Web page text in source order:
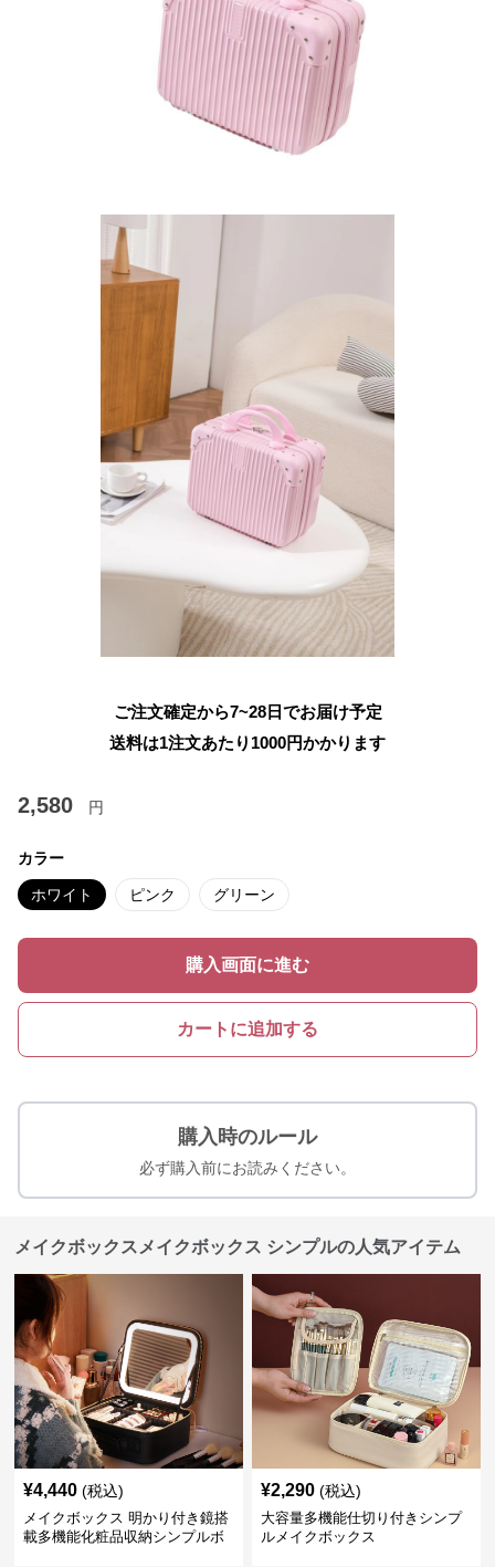
ご注文確定から7~28日でお届け予定
送料は1注文あたり 1000円かかります
2,580 円
カラー
ホワイト ピンク グリーン
購入画面に進む
カートに追加する
購入時のルール
必ず購入前にお読みください。
メイクボックスメイクボックス シンプルの人気アイテム
¥4,440 (税込)
メイクボックス 明かり付き鏡搭
載多機能化粧品収納シンプルボ
¥2,290 (税込)
大容量多機能仕切り付きシンプ
ルメイクボックス